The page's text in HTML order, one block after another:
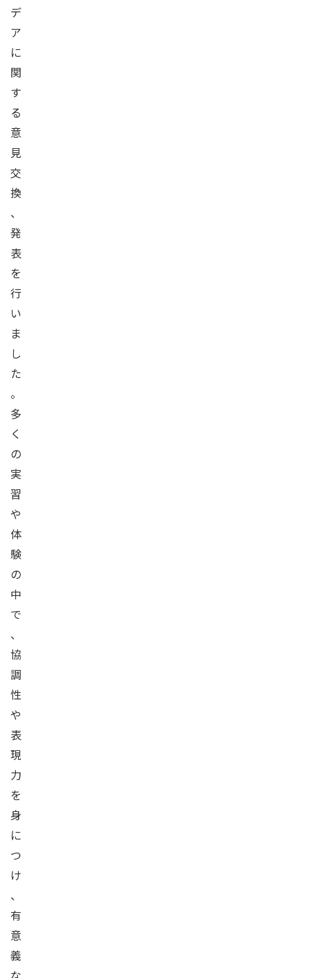
デ
ア
に
関
す
る
意
見
交
換
、
発
表
を
行
い
ま
し
た
。
多
く
の
実
習
や
体
験
の
中
で
、
協
調
性
や
表
現
力
を
身
に
つ
け
、
有
意
義